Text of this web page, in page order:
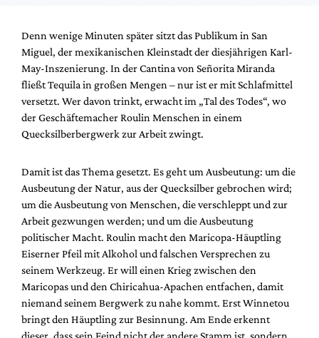
Denn wenige Minuten später sitzt das Publikum in San
Miguel, der mexikanischen Kleinstadt der diesjährigen Karl-
May-Inszenierung. In der Cantina von Señorita Miranda
fließt Tequila in großen Mengen – nur ist er mit Schlafmittel
versetzt. Wer davon trinkt, erwacht im „Tal des Todes“, wo
der Geschäftemacher Roulin Menschen in einem
Quecksilberbergwerk zur Arbeit zwingt.
Damit ist das Thema gesetzt. Es geht um Ausbeutung: um die
Ausbeutung der Natur, aus der Quecksilber gebrochen wird;
um die Ausbeutung von Menschen, die verschleppt und zur
Arbeit gezwungen werden; und um die Ausbeutung
politischer Macht. Roulin macht den Maricopa-Häuptling
Eiserner Pfeil mit Alkohol und falschen Versprechen zu
seinem Werkzeug. Er will einen Krieg zwischen den
Maricopas und den Chiricahua-Apachen entfachen, damit
niemand seinem Bergwerk zu nahe kommt. Erst Winnetou
bringt den Häuptling zur Besinnung. Am Ende erkennt
dieser, dass sein Feind nicht der andere Stamm ist, sondern